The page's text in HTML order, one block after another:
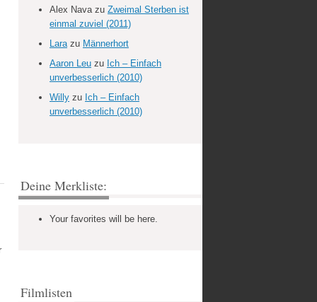
Alex Navazu Zweimal Sterben ist
einmal zuviel (2011)
Larazu Männerhort
Aaron Leu zu Ich – Einfach
unverbesserlich (2010)
Willy zu Ich – Einfach
unverbesserlich (2010)
Deine Merkliste:
Your favorites will be here.
Filmlisten